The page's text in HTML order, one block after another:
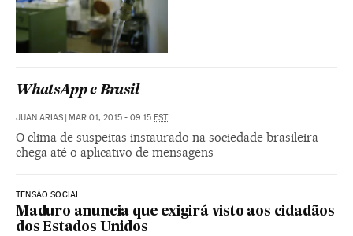
WhatsApp e Brasil
JUAN ARIAS | MAR 01, 2015 - 09:15 EST
O clima de suspeitas instaurado na sociedade brasileira
chega até o aplicativo de mensagens
TENSÃO SOCIAL
Maduro anuncia que exigirá visto aos cidadãos
dos Estados Unidos